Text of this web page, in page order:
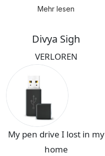
Mehr lesen
Divya Sigh
VERLOREN
My pen drive I lost in my
home